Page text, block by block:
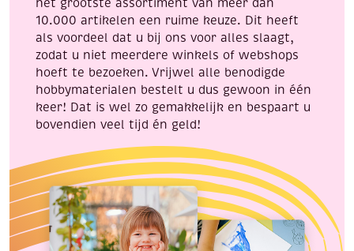
het grootste assortiment van meer dan
10.000 artikelen een ruime keuze. Dit heeft
als voordeel dat u bij ons voor alles slaagt,
zodat u niet meerdere winkels of webshops
hoeft te bezoeken. Vrijwel alle benodigde
hobbymaterialen bestelt u dus gewoon in één
keer! Dat is wel zo gemakkelijk en bespaart u
bovendien veel tijd én geld!